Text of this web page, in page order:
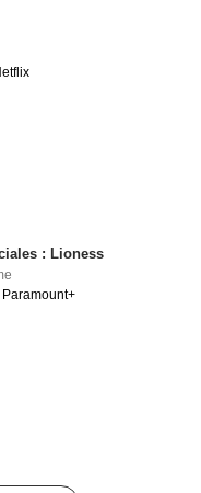
: Lioness